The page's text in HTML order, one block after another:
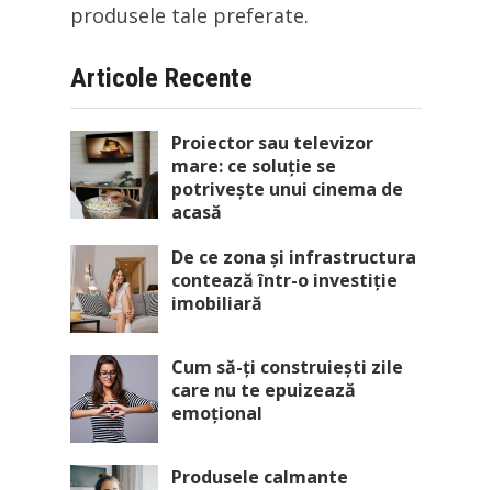
produsele tale preferate.
Articole Recente
Proiector sau televizor
mare: ce soluție se
potrivește unui cinema de
acasă
De ce zona și infrastructura
contează într-o investiție
imobiliară
Cum să-ți construiești zile
care nu te epuizează
emoțional
Produsele calmante